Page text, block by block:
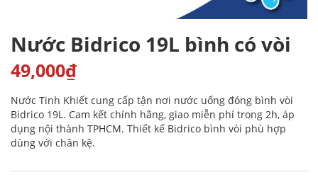
Nước Bidrico 19L bình có vòi
49,000₫
Nước Tinh Khiết cung cấp tận nơi nước uống đóng bình vòi
Bidrico 19L. Cam kết chính hãng, giao miễn phí trong 2h, áp
dụng nội thành TPHCM. Thiết kế Bidrico bình vòi phù hợp
dùng với chân kệ.